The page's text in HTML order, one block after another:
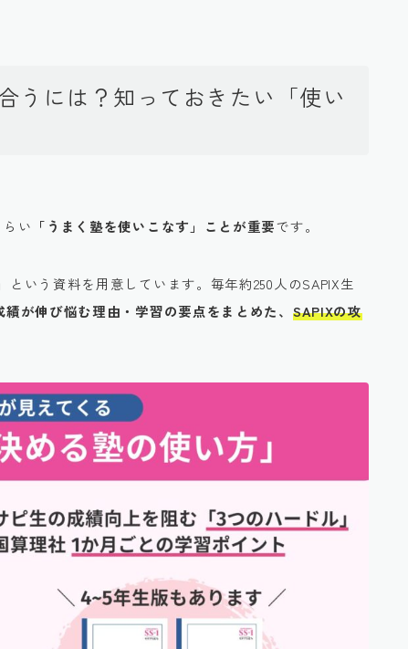
うには？知っておきたい「使い
い 「うまく塾を使いこなす」ことが重要です。
」
という資料を用意しています。毎年約250人のSAPIX生
績が伸び悩む理由・学習の要点をまとめた、 SAPIXの攻